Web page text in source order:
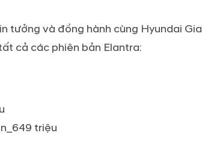
tưởng và đồng hành cùng Hyundai Gia
cả các phiên bản Elantra:
triệu